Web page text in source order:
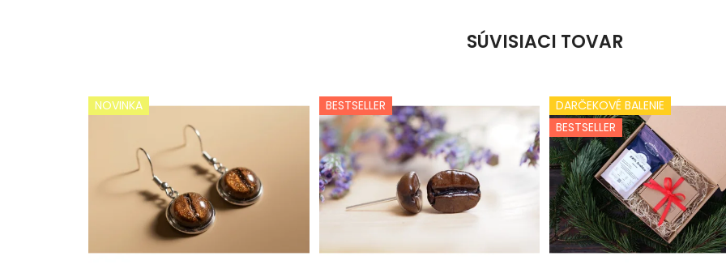
SÚVISIACI TOVAR
NOVINKA BESTSELLER
DARČEKOVÉ BALENIE
BESTSELLER